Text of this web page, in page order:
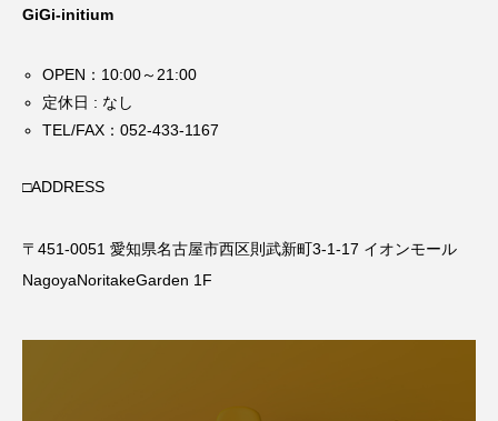
GiGi-initium
OPEN：10:00～21:00
定休日 : なし
TEL/FAX：052-433-1167
□ADDRESS
〒451-0051 愛知県名古屋市西区則武新町3-1-17 イオンモール
NagoyaNoritakeGarden 1F